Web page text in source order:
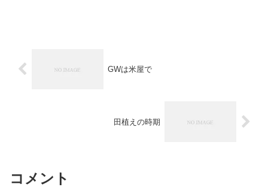
GWは米屋で
田植えの時期
コメント